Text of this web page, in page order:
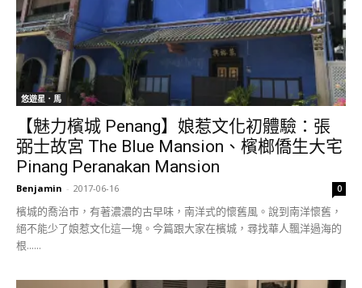
悠遊星．馬
【魅力檳城 Penang】娘惹文化初體驗：張
弼士故宮 The Blue Mansion、檳榔僑生大宅
Pinang Peranakan Mansion
Benjamin - 2017-06-16 0
檳城的喬治市，有著濃濃的古早味，南洋式的懷舊風。說到南洋懷舊，
絕不能少了娘惹文化這一塊。今篇跟大家在檳城，尋找華人飄洋過海的
根......